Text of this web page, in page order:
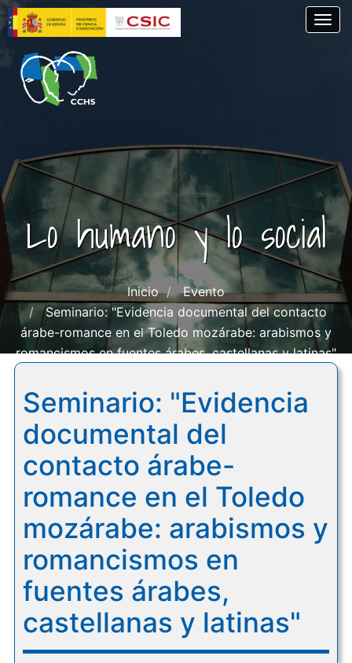
Pasar
al
contenido
principal
Lo humano y lo social
Inicio
Evento
Seminario: "Evidencia documental del contacto
árabe-romance en el Toledo mozárabe: arabismos y
romancismos en fuentes árabes, castellanas y latinas"
Seminario: "Evidencia
documental del
contacto árabe-
romance en el Toledo
mozárabe: arabismos y
romancismos en
fuentes árabes,
castellanas y latinas"